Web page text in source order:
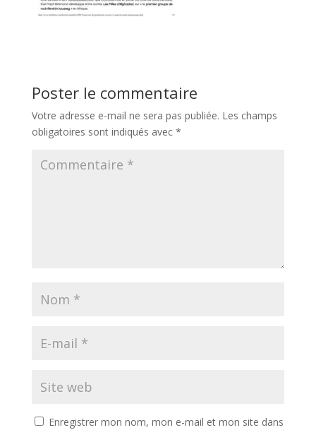
Poster le commentaire
Votre adresse e-mail ne sera pas publiée. Les champs
obligatoires sont indiqués avec *
Enregistrer mon nom, mon e-mail et mon site dans